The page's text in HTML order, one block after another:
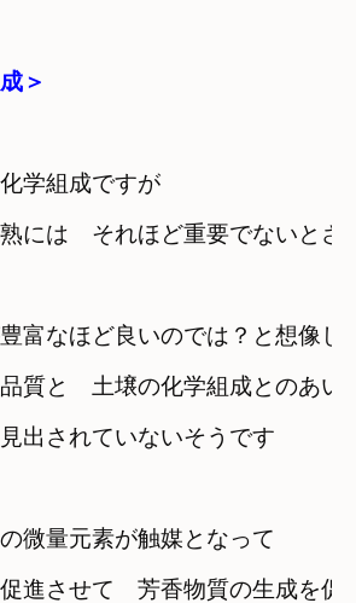
＞
学組成ですが
には　それほど重要でないとさ
富なほど良いのでは？と想像し
質と　土壌の化学組成とのあい
出されていないそうです
微量元素が触媒となって
進させて　芳香物質の生成を促